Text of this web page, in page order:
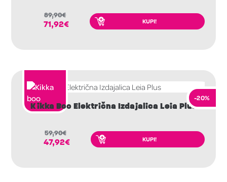
89,90€
71,92€ KUPI!
-20%
Kikka Boo Električna Izdajalica Leia Plus
59,90€
47,92€ KUPI!